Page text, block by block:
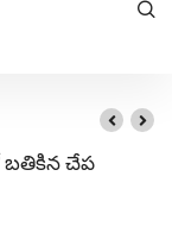
బతికిన చేప